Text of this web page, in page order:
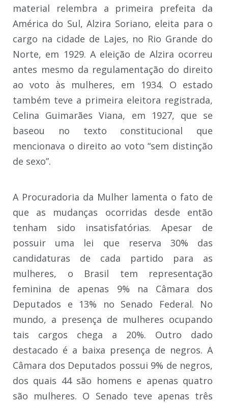
material relembra a primeira prefeita da
América do Sul, Alzira Soriano, eleita para o
cargo na cidade de Lajes, no Rio Grande do
Norte, em 1929. A eleição de Alzira ocorreu
antes mesmo da regulamentação do direito
ao voto às mulheres, em 1934. O estado
também teve a primeira eleitora registrada,
Celina Guimarães Viana, em 1927, que se
baseou no texto constitucional que
mencionava o direito ao voto “sem distinção
de sexo”.
A Procuradoria da Mulher lamenta o fato de
que as mudanças ocorridas desde então
tenham sido insatisfatórias. Apesar de
possuir uma lei que reserva 30% das
candidaturas de cada partido para as
mulheres, o Brasil tem representação
feminina de apenas 9% na Câmara dos
Deputados e 13% no Senado Federal. No
mundo, a presença de mulheres ocupando
tais cargos chega a 20%. Outro dado
destacado é a baixa presença de negros. A
Câmara dos Deputados possui 9% de negros,
dos quais 44 são homens e apenas quatro
são mulheres. O Senado teve apenas três